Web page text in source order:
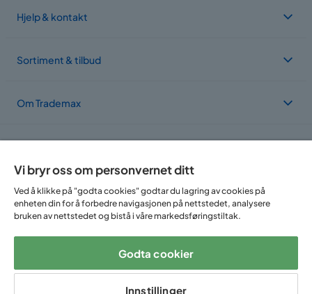
Hjelp & kontakt
Sortiment & tilbud
Om Trademax
Følg oss på:
Vi bryr oss om personvernet ditt
Ved å klikke på "godta cookies" godtar du lagring av cookies på
enheten din for å forbedre navigasjonen på nettstedet, analysere
bruken av nettstedet og bistå i våre markedsføringstiltak.
Godta cookier
Innstillinger